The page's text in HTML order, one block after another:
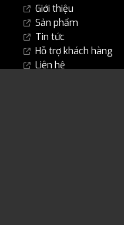
Giới thiệu
Sản phẩm
Tin tức
Hỗ trợ khách hàng
Liên hệ